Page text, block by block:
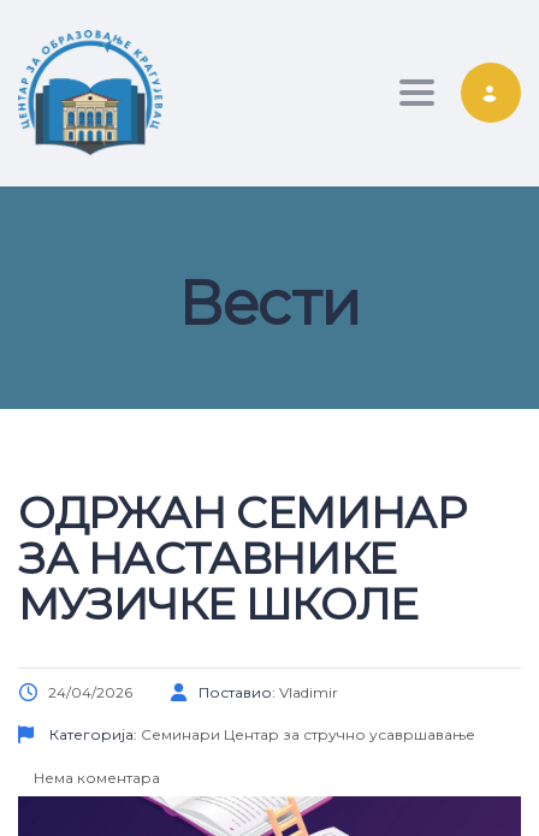
Toggle
Вести
ОДРЖАН СЕМИНАР
ЗА НАСТАВНИКЕ
МУЗИЧКЕ ШКОЛЕ
24/04/2026 Поставио: Vladimir
Категорија: Семинари Центар за стручно усавршавање
Нема коментара